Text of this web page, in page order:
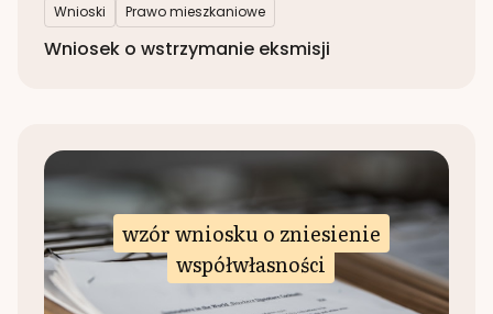
Wnioski Prawo mieszkaniowe
Wniosek o wstrzymanie eksmisji
wzór wniosku o zniesienie
współwłasności